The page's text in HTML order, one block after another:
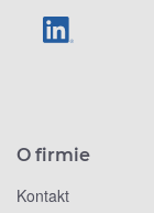
O firmie
Kontakt